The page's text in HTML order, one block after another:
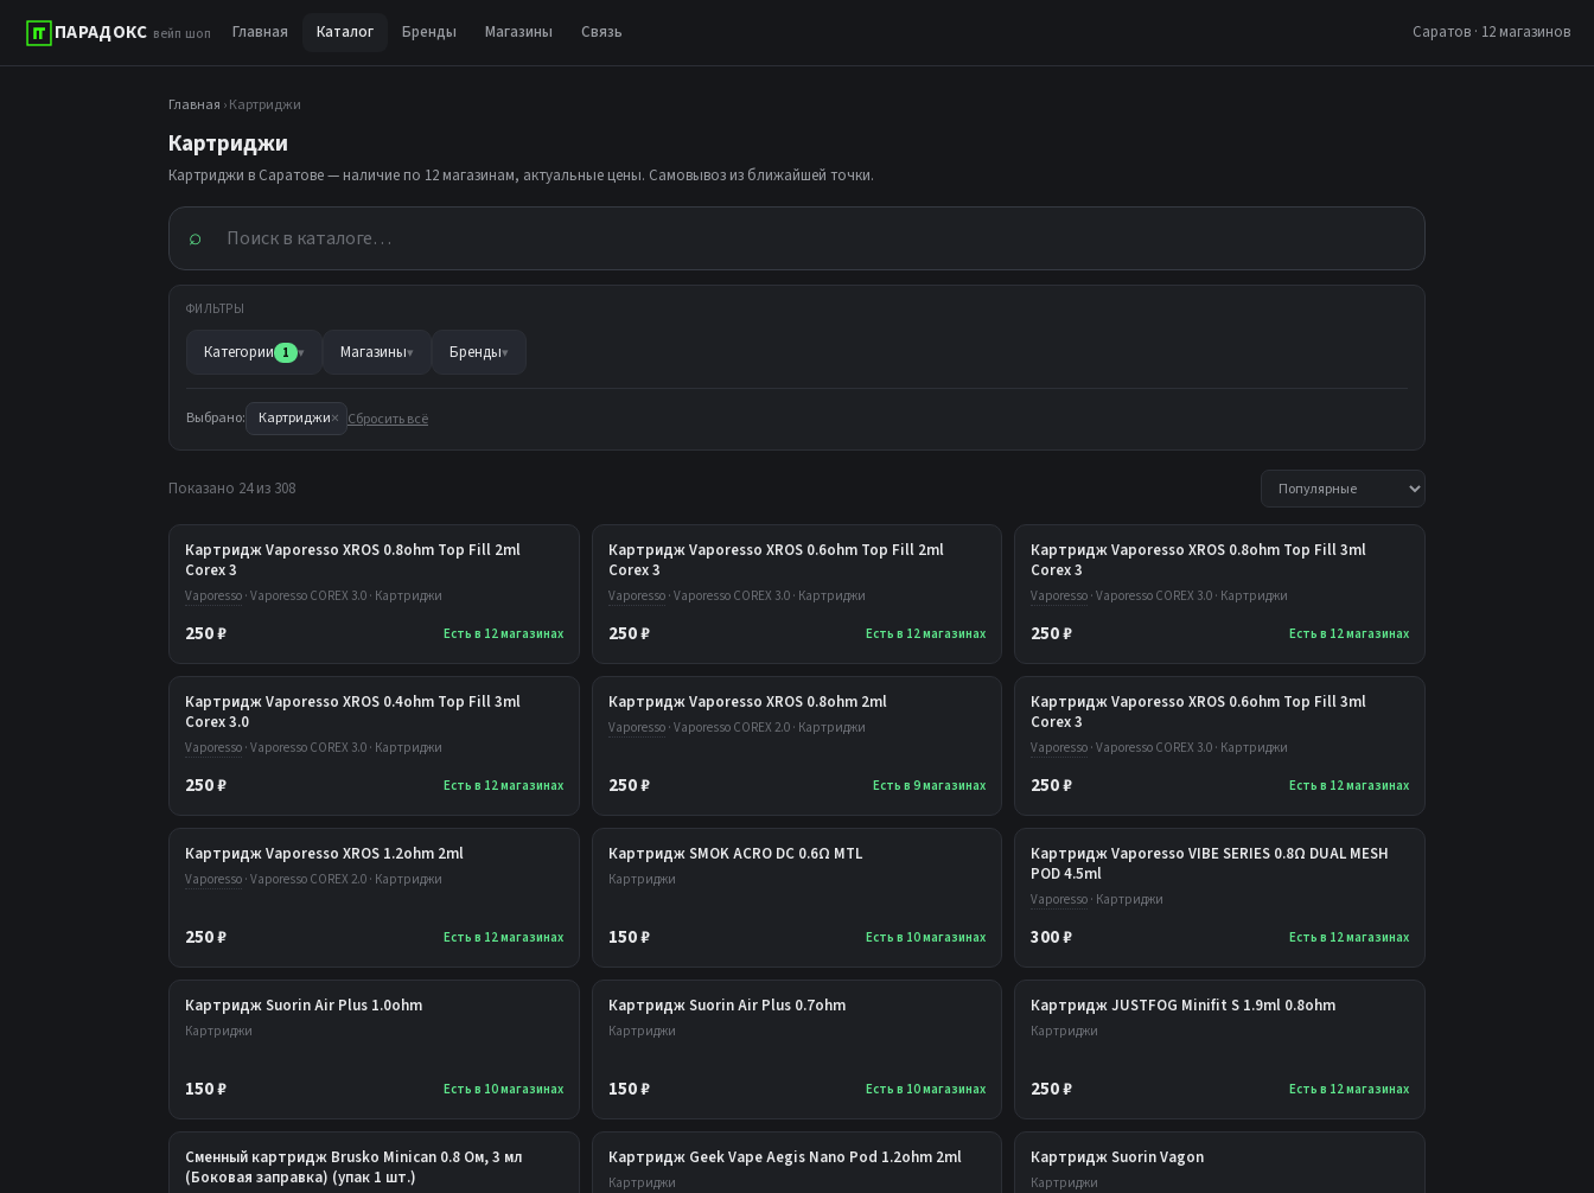
ПАРАДОКС вейп шоп Главная Каталог Бренды Магазины Связь Саратов · 12 магазинов
Главная › Картриджи
Картриджи
Картриджи в Саратове — наличие по 12 магазинам, актуальные цены. Самовывоз из ближайшей точки.
⌕
ФИЛЬТРЫ
Категории 1 ▾ Магазины▾ Бренды▾
Выбрано: Картриджи× Сбросить всё
Показано 24 из 308
Картридж Vaporesso XROS 0.8ohm Top Fill 2ml
Corex 3
Vaporesso · Vaporesso COREX 3.0 · Картриджи
250 ₽ Есть в 12 магазинах
Картридж Vaporesso XROS 0.6ohm Top Fill 2ml
Corex 3
Vaporesso· Vaporesso COREX 3.0 · Картриджи
250 ₽ Есть в 12 магазинах
Картридж Vaporesso XROS 0.8ohm Top Fill 3ml
Corex 3
Vaporesso · Vaporesso COREX 3.0 · Картриджи
250 ₽ Есть в 12 магазинах
Картридж Vaporesso XROS 0.4ohm Top Fill 3ml
Corex 3.0
Vaporesso · Vaporesso COREX 3.0 · Картриджи
250 ₽ Есть в 12 магазинах
Картридж Vaporesso XROS 0.8ohm 2ml
Vaporesso· Vaporesso COREX 2.0 · Картриджи
250 ₽ Есть в 9 магазинах
Картридж Vaporesso XROS 0.6ohm Top Fill 3ml
Corex 3
Vaporesso · Vaporesso COREX 3.0 · Картриджи
250 ₽ Есть в 12 магазинах
Картридж Vaporesso XROS 1.2ohm 2ml
Vaporesso · Vaporesso COREX 2.0 · Картриджи
250 ₽ Есть в 12 магазинах
Картридж SMOK ACRO DC 0.6Ω MTL
Картриджи
150 ₽ Есть в 10 магазинах
Картридж Vaporesso VIBE SERIES 0.8Ω DUAL MESH
POD 4.5ml
Vaporesso · Картриджи
300 ₽ Есть в 12 магазинах
Картридж Suorin Air Plus 1.0ohm
Картриджи
150 ₽ Есть в 10 магазинах
Картридж Suorin Air Plus 0.7ohm
Картриджи
150 ₽ Есть в 10 магазинах
Картридж JUSTFOG Minifit S 1.9ml 0.8ohm
Картриджи
250 ₽ Есть в 12 магазинах
Сменный картридж Brusko Minican 0.8 Ом, 3 мл
(Боковая заправка) (упак 1 шт.)
Картридж Geek Vape Aegis Nano Pod 1.2ohm 2ml
Картриджи
Картридж Suorin Vagon
Картриджи